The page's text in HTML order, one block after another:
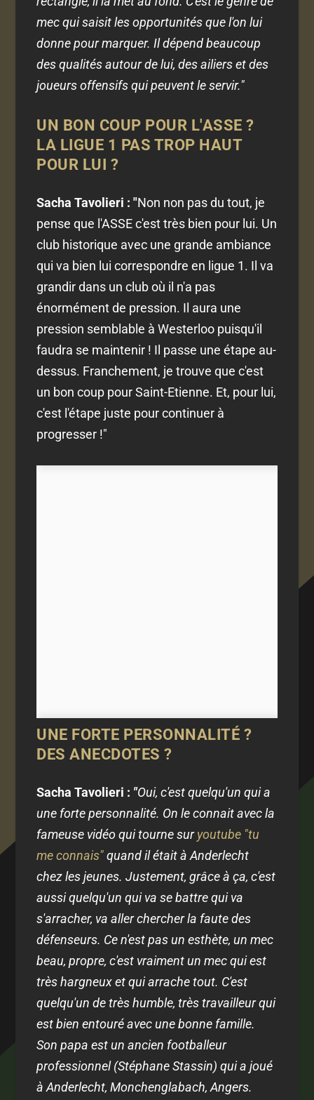
mec qui saisit les opportunités que l'on lui
donne pour marquer. Il dépend beaucoup
des qualités autour de lui, des ailiers et des
joueurs offensifs qui peuvent le servir."
UN BON COUP POUR L'ASSE ?
LA LIGUE 1 PAS TROP HAUT
POUR LUI ?
Sacha Tavolieri : "Non non pas du tout, je
pense que l'ASSE c'est très bien pour lui. Un
club historique avec une grande ambiance
qui va bien lui correspondre en ligue 1. Il va
grandir dans un club où il n'a pas
énormément de pression. Il aura une
pression semblable à Westerloo puisqu'il
faudra se maintenir ! Il passe une étape au-
dessus. Franchement, je trouve que c'est
un bon coup pour Saint-Etienne. Et, pour lui,
c'est l'étape juste pour continuer à
progresser !"
UNE FORTE PERSONNALITÉ ?
DES ANECDOTES ?
Sacha Tavolieri : "Oui, c'est quelqu'un qui a
une forte personnalité. On le connait avec la
fameuse vidéo qui tourne suryoutube "tu
me connais"quand il était à Anderlecht
chez les jeunes. Justement, grâce à ça, c'est
aussi quelqu'un qui va se battre qui va
s'arracher, va aller chercher la faute des
défenseurs. Ce n'est pas un esthète, un mec
beau, propre, c'est vraiment un mec qui est
très hargneux et qui arrache tout. C'est
quelqu'un de très humble, très travailleur qui
est bien entouré avec une bonne famille.
Son papa est un ancien footballeur
professionnel (Stéphane Stassin) qui a joué
à Anderlecht, Monchenglabach, Angers.